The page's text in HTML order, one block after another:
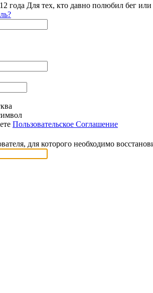
года Для тех, кто давно полюбил бег
Пользовательское Соглашение
для которого необходимо